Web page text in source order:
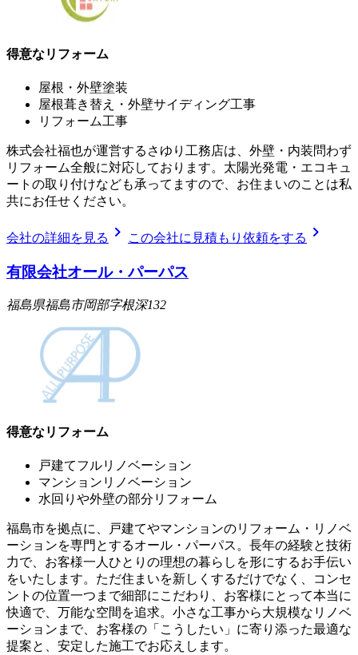
得意なリフォーム
屋根・外壁塗装
屋根葺き替え・外壁サイディング工事
リフォーム工事
株式会社福也が運営するさゆり工務店は、外壁・内装問わず
リフォーム全般に対応しております。太陽光発電・エコキュ
ートの取り付けなども承ってますので、お住まいのことは私
共にお任せください。
会社の詳細を見る chevron_right この会社に見積もり依頼をする chevron_right
有限会社オール・パーパス
福島県福島市岡部字根深132
得意なリフォーム
戸建てフルリノベーション
マンションリノベーション
水回りや外壁の部分リフォーム
福島市を拠点に、戸建てやマンションのリフォーム・リノベ
ーションを専門とするオール・パーパス。長年の経験と技術
力で、お客様一人ひとりの理想の暮らしを形にするお手伝い
をいたします。ただ住まいを新しくするだけでなく、コンセ
ントの位置一つまで細部にこだわり、お客様にとって本当に
快適で、万能な空間を追求。小さな工事から大規模なリノベ
ーションまで、お客様の「こうしたい」に寄り添った最適な
提案と、安定した施工でお応えします。